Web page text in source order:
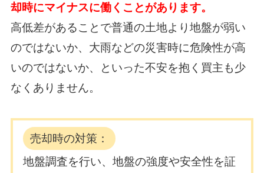
却時にマイナスに働くことがあります。
高低差があることで普通の土地より地盤が弱い
のではないか、大雨などの災害時に危険性が高
いのではないか、
といった不安を抱く買主も少
なくありません。
売却時の対策：
地盤調査を行い、地盤の強度や安全性を証